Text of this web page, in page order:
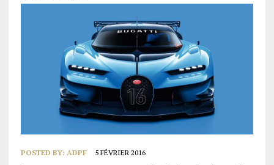
POSTED BY: ADPF 5 FÉVRIER 2016